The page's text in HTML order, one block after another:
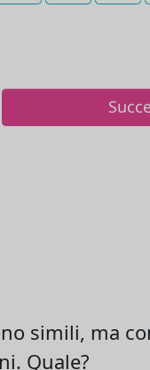
simili, ma
Quale?